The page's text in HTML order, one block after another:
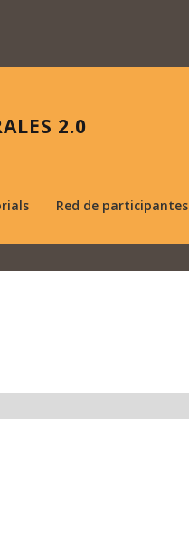
2.0
Red de participantes